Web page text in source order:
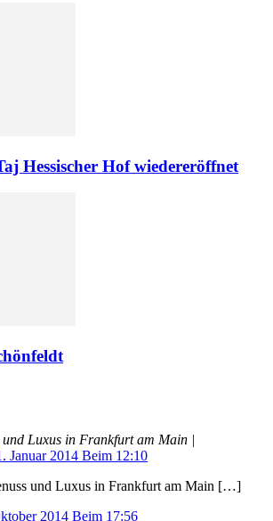
Hessischer Hof wiedereröffnet
und Luxus in Frankfurt am Main |
Januar 2014 Beim 12:10
und Luxus in Frankfurt am Main […]
2014 Beim 17:56